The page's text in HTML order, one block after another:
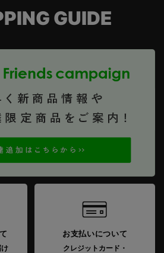
GUIDE
お支払いについて
クレジットカード・